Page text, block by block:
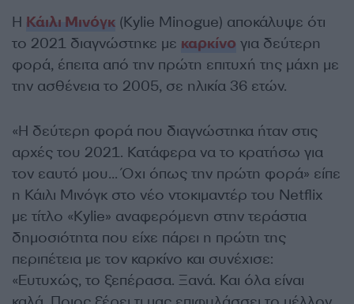
Η Κάιλι Μινόγκ (Kylie Minogue) αποκάλυψε ότι
το 2021 διαγνώστηκε με καρκίνο για δεύτερη
φορά, έπειτα από την πρώτη επιτυχή της μάχη με
την ασθένεια το 2005, σε ηλικία 36 ετών.
«Η δεύτερη φορά που διαγνώστηκα ήταν στις
αρχές του 2021. Κατάφερα να το κρατήσω για
τον εαυτό μου… Όχι όπως την πρώτη φορά» είπε
η Κάιλι Μινόγκ στο νέο ντοκιμαντέρ του Netflix
με τίτλο «Kylie» αναφερόμενη στην τεράστια
δημοσιότητα που είχε πάρει η πρώτη της
περιπέτεια με τον καρκίνο και συνέχισε:
«Ευτυχώς, το ξεπέρασα. Ξανά. Και όλα είναι